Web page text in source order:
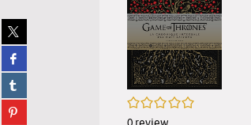
Share
on
twitter
(New
window)
Share
on
facebook
(New
window)
Share
on
tumblr
Share
/5